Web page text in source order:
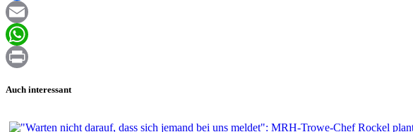
Facebook
Email
WhatsApp
Auch interessant